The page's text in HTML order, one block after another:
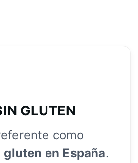
GLUTEN
como
en España.